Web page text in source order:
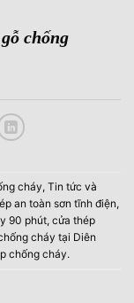
chống
cháy, Tin tức và
an toàn sơn tĩnh điện,
90 phút, cửa thép
cháy tại Diên
chống cháy.